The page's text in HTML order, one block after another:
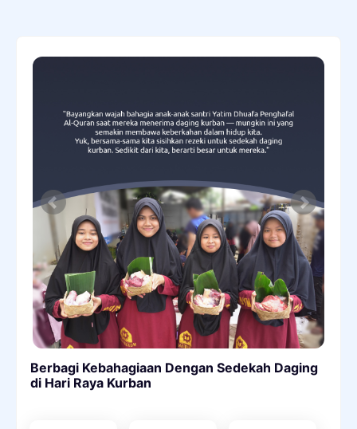
Berbagi Kebahagiaan Dengan Sedekah Daging
di Hari Raya Kurban